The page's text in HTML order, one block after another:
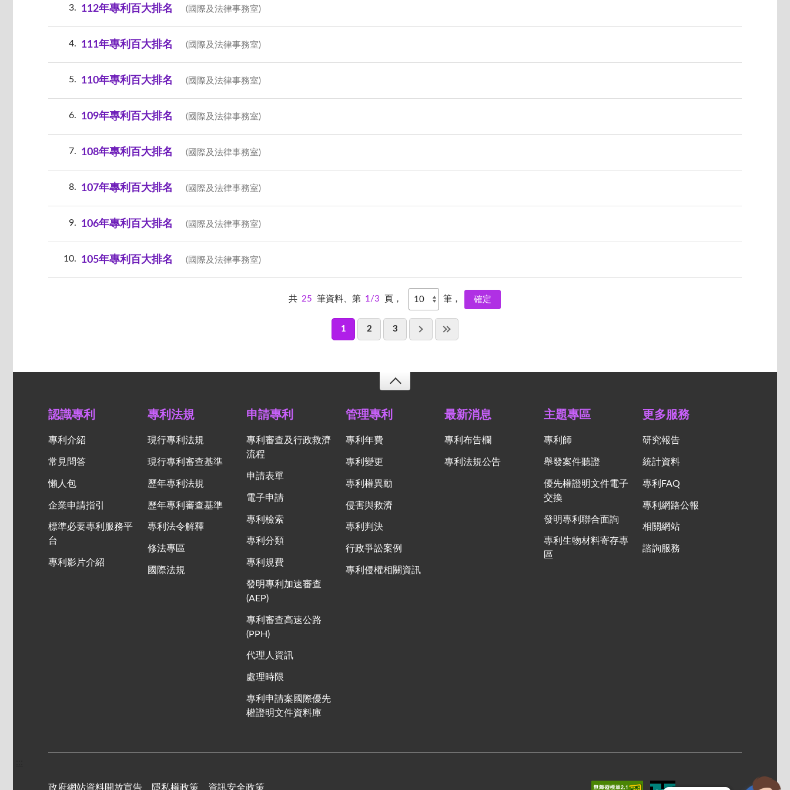
3 112年專利百大排名 (國際及法律事務室)
4 111年專利百大排名 (國際及法律事務室)
5 110年專利百大排名 (國際及法律事務室)
6 109年專利百大排名 (國際及法律事務室)
7 108年專利百大排名 (國際及法律事務室)
8 107年專利百大排名 (國際及法律事務室)
9 106年專利百大排名 (國際及法律事務室)
10 105年專利百大排名 (國際及法律事務室)
共 25 筆資料、第 1/3 頁， 筆，
1 2 3
認識專利
專利介紹
常見問答
懶人包
企業申請指引
標準必要專利服務平
台
專利影片介紹
專利法規
現行專利法規
現行專利審查基準
歷年專利法規
歷年專利審查基準
專利法令解釋
修法專區
國際法規
申請專利
專利審查及行政救濟
流程
申請表單
電子申請
專利檢索
專利分類
專利規費
發明專利加速審查
(AEP)
專利審查高速公路
(PPH)
代理人資訊
處理時限
專利申請案國際優先
權證明文件資料庫
管理專利
專利年費
專利變更
專利權異動
侵害與救濟
專利判決
行政爭訟案例
專利侵權相關資訊
最新消息
專利布告欄
專利法規公告
主題專區
專利師
舉發案件聽證
優先權證明文件電子
交換
發明專利聯合面詢
專利生物材料寄存專
區
更多服務
研究報告
統計資料
專利FAQ
專利網路公報
相關網站
諮詢服務
政府網站資料開放宣告 隱私權政策 資訊安全政策